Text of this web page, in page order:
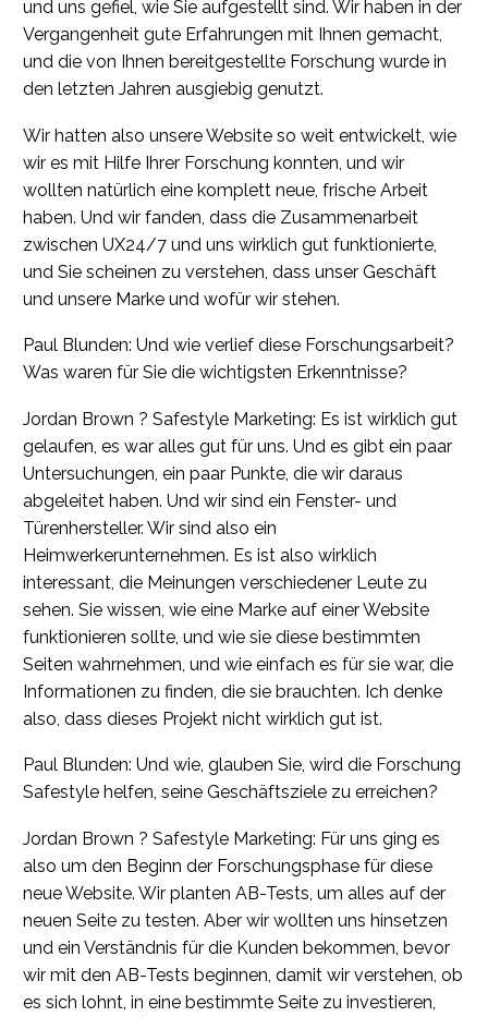
und uns gefiel, wie Sie aufgestellt sind. Wir haben in der
Vergangenheit gute Erfahrungen mit Ihnen gemacht,
und die von Ihnen bereitgestellte Forschung wurde in
den letzten Jahren ausgiebig genutzt.
Wir hatten also unsere Website so weit entwickelt, wie
wir es mit Hilfe Ihrer Forschung konnten, und wir
wollten natürlich eine komplett neue, frische Arbeit
haben. Und wir fanden, dass die Zusammenarbeit
zwischen UX24/7 und uns wirklich gut funktionierte,
und Sie scheinen zu verstehen, dass unser Geschäft
und unsere Marke und wofür wir stehen.
Paul Blunden: Und wie verlief diese Forschungsarbeit?
Was waren für Sie die wichtigsten Erkenntnisse?
Jordan Brown ? Safestyle Marketing: Es ist wirklich gut
gelaufen, es war alles gut für uns. Und es gibt ein paar
Untersuchungen, ein paar Punkte, die wir daraus
abgeleitet haben. Und wir sind ein Fenster- und
Türenhersteller. Wir sind also ein
Heimwerkerunternehmen. Es ist also wirklich
interessant, die Meinungen verschiedener Leute zu
sehen. Sie wissen, wie eine Marke auf einer Website
funktionieren sollte, und wie sie diese bestimmten
Seiten wahrnehmen, und wie einfach es für sie war, die
Informationen zu finden, die sie brauchten. Ich denke
also, dass dieses Projekt nicht wirklich gut ist.
Paul Blunden: Und wie, glauben Sie, wird die Forschung
Safestyle helfen, seine Geschäftsziele zu erreichen?
Jordan Brown ? Safestyle Marketing: Für uns ging es
also um den Beginn der Forschungsphase für diese
neue Website. Wir planten AB-Tests, um alles auf der
neuen Seite zu testen. Aber wir wollten uns hinsetzen
und ein Verständnis für die Kunden bekommen, bevor
wir mit den AB-Tests beginnen, damit wir verstehen, ob
es sich lohnt, in eine bestimmte Seite zu investieren,